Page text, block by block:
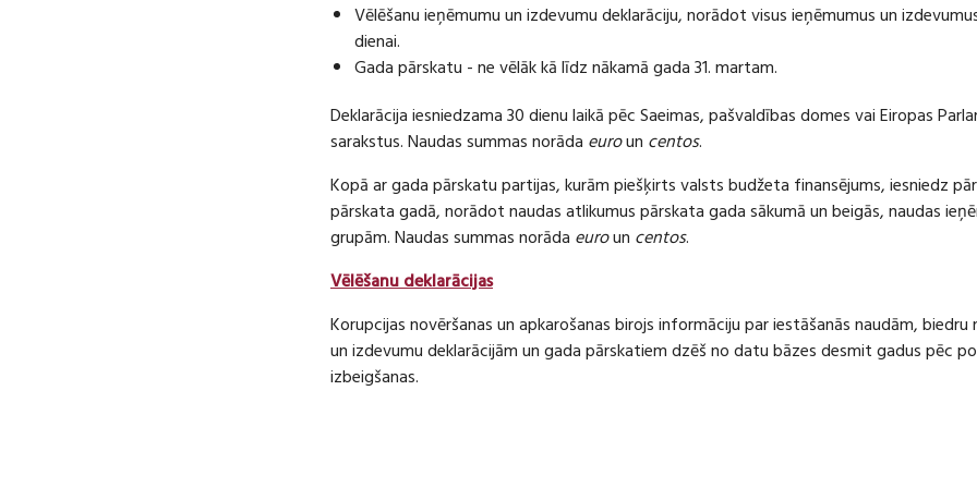
Vēlēšanu ieņēmumu un izdevumu deklarāciju, norādot visus ieņēmumus un
dienai.
Gada pārskatu - ne vēlāk kā līdz nākamā gada 31. martam.
Deklarācija iesniedzama 30 dienu laikā pēc Saeimas, pašvaldības domes vai Eiropas
sarakstus. Naudas summas norāda euroun centos.
Kopā ar gada pārskatu partijas, kurām piešķirts valsts budžeta finansējums, iesniedz
pārskata gadā, norādot naudas atlikumus pārskata gada sākumā un beigās, naudas
grupām. Naudas summas norāda euroun centos.
Vēlēšanu deklarācijas
Korupcijas novēršanas un apkarošanas birojs informāciju par iestāšanās naudām,
un izdevumu deklarācijām un gada pārskatiem dzēš no datu bāzes desmit gadus pēc
izbeigšanas.